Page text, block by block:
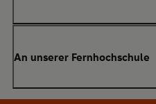
Anrechnung von Vorleistungen
Studienberatung
An unserer Fernhochschule
Warum SRH?